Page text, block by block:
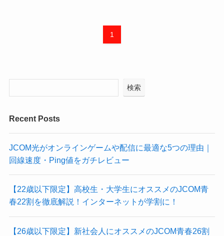
1
検索
Recent Posts
JCOM光がオンラインゲームや配信に最適な5つの理由｜
回線速度・Ping値をガチレビュー
【22歳以下限定】高校生・大学生にオススメのJCOM青
春22割を徹底解説！インターネットが学割に！
【26歳以下限定】新社会人にオススメのJCOM青春26割